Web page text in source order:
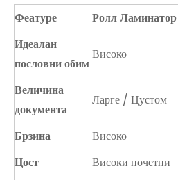
Феатуре Ролл Ламинатор
Идеалан
пословни обим
Високо
Величина
документа
Ларге / Цустом
Брзина Високо
Цост
Високи почетни